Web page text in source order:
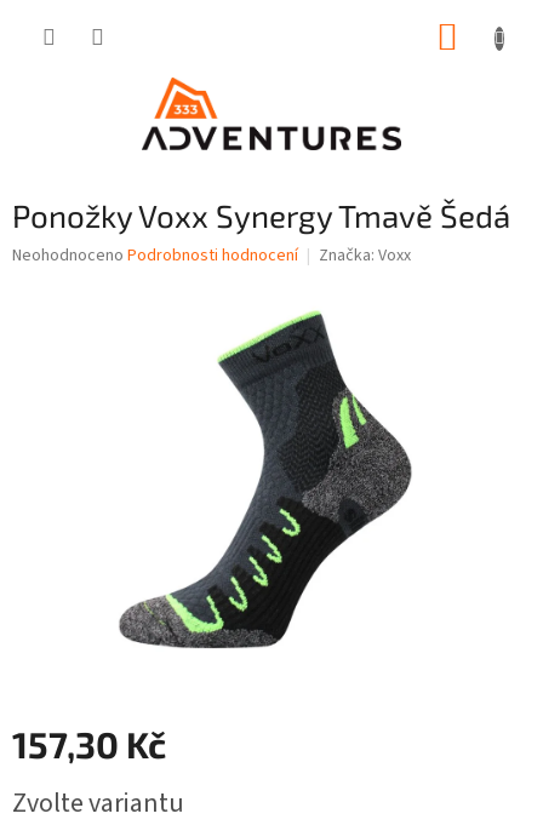
Ponožky Voxx Synergy Tmavě Šedá
Průměrné
Neohodnoceno Podrobnosti hodnocení Značka: Voxx
157,30 Kč
cena:
Zvolte variantu